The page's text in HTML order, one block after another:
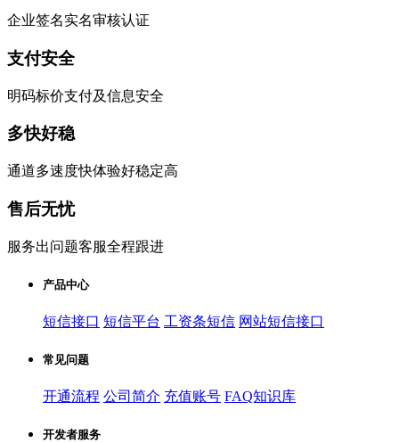
企业签名实名审核认证
支付安全
明码标价支付及信息安全
多快好稳
通道多速度快体验好稳定高
售后无忧
服务出问题客服全程跟进
产品中心
短信接口 短信平台 工资条短信 网站短信接口
常见问题
开通流程 公司简介 充值账号 FAQ知识库
开发者服务